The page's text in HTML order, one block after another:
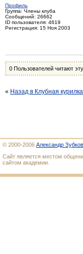
Профиль
Группа: Члены клуба
Сообщений: 26662
ID пользователя: 4619
Регистрация: 15 Ноя 2003
0 Пользователей читают
« Назад в Клубная курилка
© 2000-2006 Александр Зубков
Сайт является местом
сайтом академии.